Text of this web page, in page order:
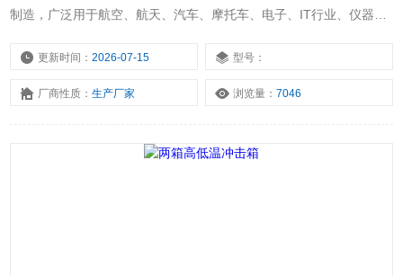
制造，广泛用于航空、航天、汽车、摩托车、电子、IT行业、仪器仪
验及对电子元器件的安全性测试提供可靠性试验、产品筛选等。
更新时间：2026-07-15 型号：
厂商性质：生产厂家 浏览量：7046